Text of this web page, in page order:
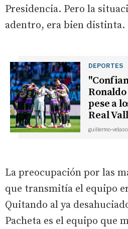
Presidencia. Pero la
adentro, era bien distinta.
DEPORTES
pese a
Real
guillermo-
La preocupación por las
que transmitía el equipo
Quitando al ya
Pacheta es el equipo que